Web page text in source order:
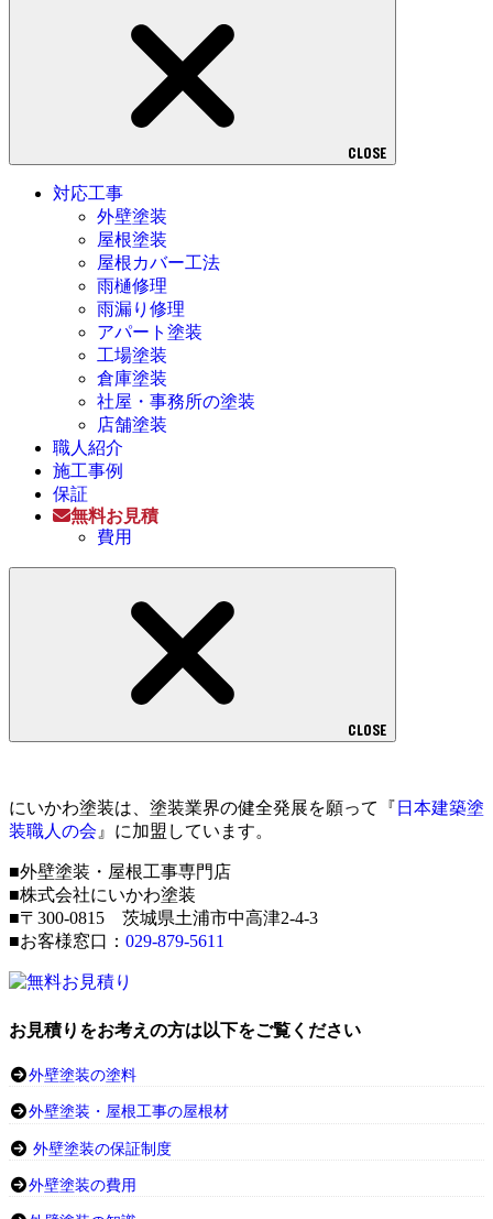
CLOSE
対応工事
外壁塗装
屋根塗装
屋根カバー工法
雨樋修理
雨漏り修理
アパート塗装
工場塗装
倉庫塗装
社屋・事務所の塗装
店舗塗装
職人紹介
施工事例
保証
無料お見積
費用
CLOSE
にいかわ塗装は、塗装業界の健全発展を願って『 日本建築塗
装職人の会 』に加盟しています。
■外壁塗装・屋根工事専門店
■株式会社にいかわ塗装
■〒300-0815 茨城県土浦市中高津2-4-3
■お客様窓口： 029-879-5611
お見積りをお考えの方は以下をご覧ください
外壁塗装の塗料
外壁塗装・屋根工事の屋根材
外壁塗装の保証制度
外壁塗装の費用